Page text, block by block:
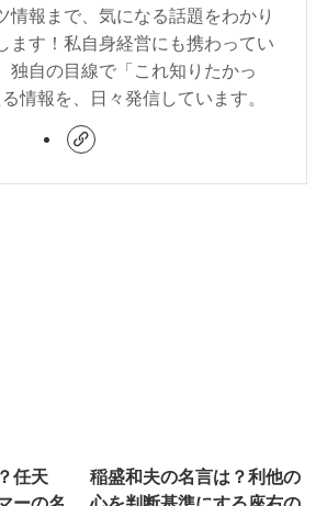
情報まで、気になる話題をわかり
ます！私自身経営にも携わってい
独自の目線で「これ知りたかっ
情報を、日々発信しています。
任天
稲盛和夫の名言は？利他の